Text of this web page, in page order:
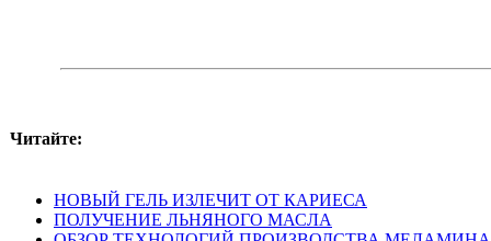
Читайте:
НОВЫЙ ГЕЛЬ ИЗЛЕЧИТ ОТ КАРИЕСА
ПОЛУЧЕНИЕ ЛЬНЯНОГО МАСЛА